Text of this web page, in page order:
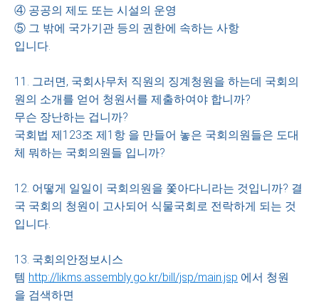
④ 공공의 제도 또는 시설의 운영
⑤ 그 밖에 국가기관 등의 권한에 속하는 사항
입니다.
11. 그러면, 국회사무처 직원의 징계청원을 하는데 국회의
원의 소개를 얻어 청원서를 제출하여야 합니까?
무슨 장난하는 겁니까?
국회법 제123조 제1항 을 만들어 놓은 국회의원들은 도대
체 뭐하는 국회의원들 입니까?
12. 어떻게 일일이 국회의원을 쫓아다니라는 것입니까? 결
국 국회의 청원이 고사되어 식물국회로 전락하게 되는 것
입니다.
13. 국회의안정보시스
템 http://likms.assembly.go.kr/bill/jsp/main.jsp 에서 청원
을 검색하면